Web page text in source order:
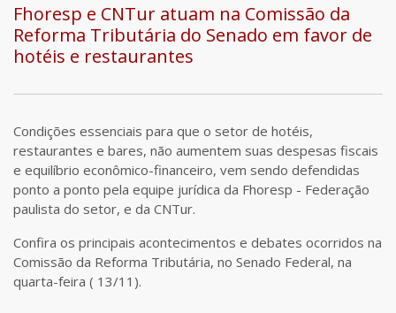
Fhoresp e CNTur atuam na Comissão da
Reforma Tributária do Senado em favor de
hotéis e restaurantes
Condições essenciais para que o setor de hotéis,
restaurantes e bares, não aumentem suas despesas fiscais
e equilíbrio econômico-financeiro, vem sendo defendidas
ponto a ponto pela equipe jurídica da Fhoresp - Federação
paulista do setor, e da CNTur.
Confira os principais acontecimentos e debates ocorridos na
Comissão da Reforma Tributária, no Senado Federal, na
quarta-feira ( 13/11).